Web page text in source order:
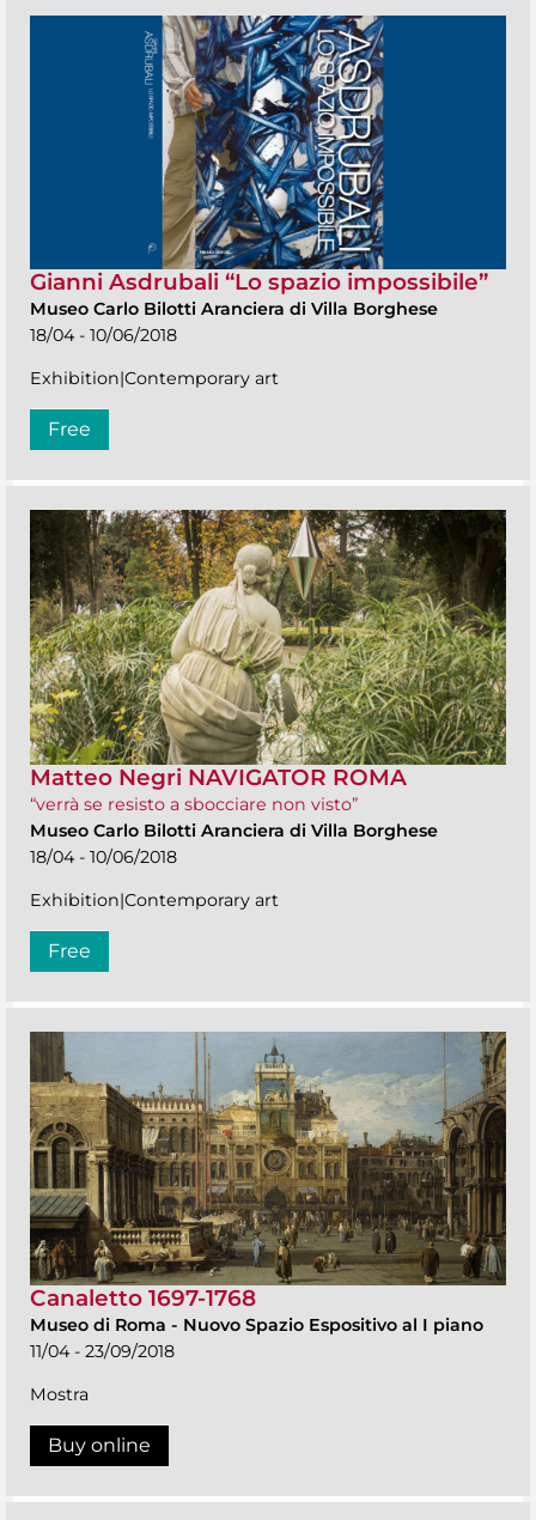
Gianni Asdrubali “Lo spazio impossibile”
Museo Carlo Bilotti Aranciera di Villa Borghese
18/04 - 10/06/2018
Exhibition|Contemporary art
Free
Matteo Negri NAVIGATOR ROMA
“verrà se resisto a sbocciare non visto”
Museo Carlo Bilotti Aranciera di Villa Borghese
18/04 - 10/06/2018
Exhibition|Contemporary art
Free
Canaletto 1697-1768
Museo di Roma - Nuovo Spazio Espositivo al I piano
11/04 - 23/09/2018
Mostra
Buy online